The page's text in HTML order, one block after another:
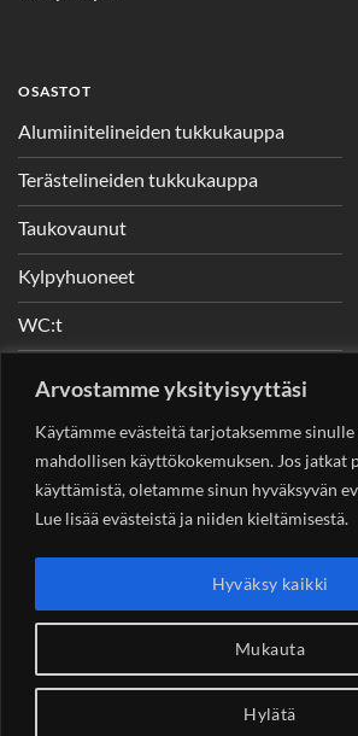
Arvostamme yksityisyyttäsi
Käytämme evästeitä tarjotaksemme sinulle
mahdollisen käyttökokemuksen. Jos jatkat
käyttämistä, oletamme sinun hyväksyvän
Lue lisää evästeistä ja niiden kieltämisestä.
Mukauta
Hylätä
Hyväksy kaikki
OSASTOT
Alumiinitelineiden tukkukauppa
Terästelineiden tukkukauppa
Taukovaunut
Kylpyhuoneet
WC:t
Nostimet
YHTEYSTIEDOT
Helsingin Rakennuskonevuokraus Oy
00890 Helsinki 0400 99 53 63